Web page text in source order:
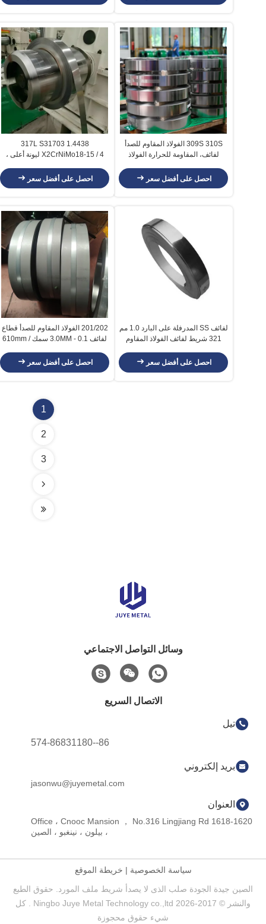
309S 310S الفولاذ المقاوم للصدأ
لفائف، المقاومة للحرارة الفولاذ
احصل على أفضل سعر
317L S31703 1.4438
X2CrNiMo18-15 / 4 ليونة أعلى ،
احصل على أفضل سعر
لفائف SS المدرفلة على البارد 1.0 مم
321 شريط لفائف الفولاذ المقاوم
احصل على أفضل سعر
201/202 الفولاذ المقاوم للصدأ قطاع
لفائف 0.1 - 3.0MM سمك 610mm /
احصل على أفضل سعر
1
2
3
وسائل التواصل الاجتماعي
الاتصال السريع
تيل
86--574-86831180
بريد إلكتروني
jasonwu@juyemetal.com
العنوان
1618-1620 Office ، Cnooc Mansion ， No.316 Lingjiang Rd
، بيلون ، نينغبو ، الصين
سياسة الخصوصية | خريطة الموقع
الصين جيدة الجودة صلب الذى لا يصدأ شريط ملف المورد. حقوق الطبع
والنشر © 2017-2026 Ningbo Juye Metal Technology co.,ltd . كل
شيء حقوق محجوزة